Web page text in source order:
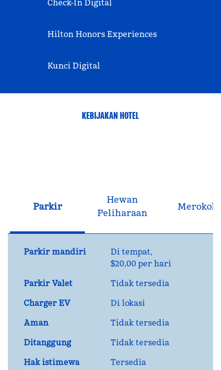
Check-In Digital
Hilton Honors Experiences
Kunci Digital
KEBIJAKAN HOTEL
Parkir
Hewan
Peliharaan
Merokok
Parkir mandiri Di tempat,
$20,00 per hari
Parkir Valet
Tidak tersedia
Charger EV
Di lokasi
Aman
Tidak tersedia
Ditanggung
Tidak tersedia
Hak istimewa
Tersedia